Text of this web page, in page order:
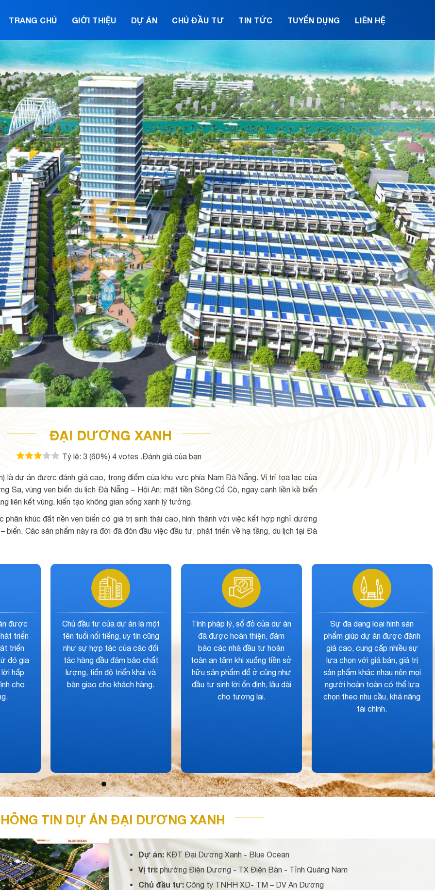
TRANG CHỦ GIỚI THIỆU DỰ ÁN CHỦ ĐẦU TƯ TIN TỨC TUYỂN DỤNG LIÊN HỆ
ĐẠI DƯƠNG XANH
Tỷ lệ: 3 (60%) 4votes .Đánh giá của bạn
là dự án được đánh giá cao, trọng điểm của khu vực phía Nam Đà Nẵng. Vị trí tọa lạc của
Sa, vùng ven biển du lịch Đà Nẵng – Hội An; mặt tiền Sông Cổ Cò, ngay cạnh liền kề biển
liên kết vùng, kiến tạo không gian sống xanh lý tưởng.
khúc đất nền ven biển có giá trị sinh thái cao, hình thành với việc kết hợp nghỉ dưỡng
biển. Các sản phẩm này ra đời đã đón đầu việc đầu tư, phát triển về hạ tầng, du lịch tại Đà
Dự án đưa ra mức giá bán
hấp dẫn, cung cấp dịch vụ
hoàn hảo trong thời điểm cả
trước, trong và cả sau khi
bán các sản phẩm với mức
giá trị thặng dư cao đáp ứng
nhu cầu của ở - đầu tư.
Quy hoạch của dự án
định hướng, có sự
rõ ràng theo sự phát
của toàn khu vực. Từ
tăng khả năng sinh
dẫn, lâu dài và ổn
mọi khách hàng.
thiết kế sản
đại, ngay cạnh
rộng rãi, rộng rãi
đa dạng mà
hiếm có thể tìm
án khác tại khu
sông Cổ Cò.
Không gian sống xanh của dự
án được đánh giá cao, cùng
với đó là yếu tố vị trí giúp gia
tăng khả năng liên kết vùng,
đi lại của cư dân dự án sẽ
nhanh chóng hơn rất nhiều.
TIN DỰ ÁN ĐẠI DƯƠNG XANH
Dự án:KĐT Đại Dương Xanh - Blue Ocean
Vị trí:phường Điện Dương - TX Điện Bàn - Tỉnh Quảng Nam
Chủ đầu tư:Công ty TNHH XD- TM – DV An Dương